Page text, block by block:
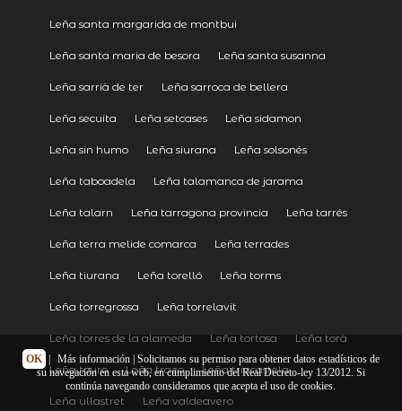
Leña santa margarida de montbui
Leña santa maria de besora Leña santa susanna
Leña sarrià de ter Leña sarroca de bellera
Leña secuita Leña setcases Leña sidamon
Leña sin humo Leña siurana Leña solsonés
Leña taboadela Leña talamanca de jarama
Leña talarn Leña tarragona provincia Leña tarrés
Leña terra melide comarca Leña terrades
Leña tiurana Leña torelló Leña torms
Leña torregrossa Leña torrelavit
Leña torres de la alameda Leña tortosa Leña torà
Leña touro Leña trazo Leña triacastela
Leña ullastret Leña valdeavero
OK Más información| Solicitamos su permiso para obtener datos estadísticos de
su navegación en esta web, en cumplimiento del Real Decreto-ley 13/2012. Si
continúa navegando consideramos que acepta el uso de cookies.